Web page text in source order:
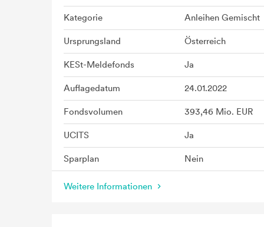
Kategorie Anleihen Gemischt
Ursprungsland Österreich
KESt-Meldefonds Ja
Auflagedatum 24.01.2022
Fondsvolumen 393,46 Mio. EUR
UCITS Ja
Sparplan Nein
Weitere Informationen